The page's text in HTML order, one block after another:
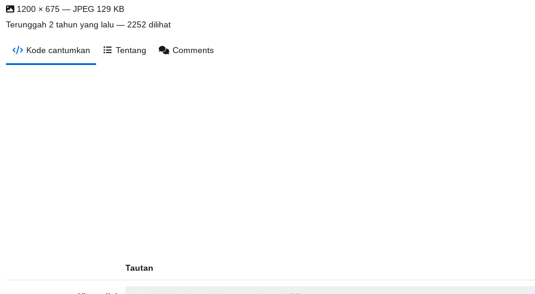
1200 × 675 — JPEG 129 KB
Terunggah 2 tahun yang lalu — 2252 dilihat
Kode cantumkan Tentang Comments
Tautan